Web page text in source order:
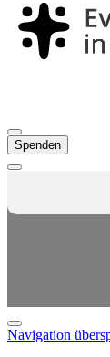
Spenden
Navigation